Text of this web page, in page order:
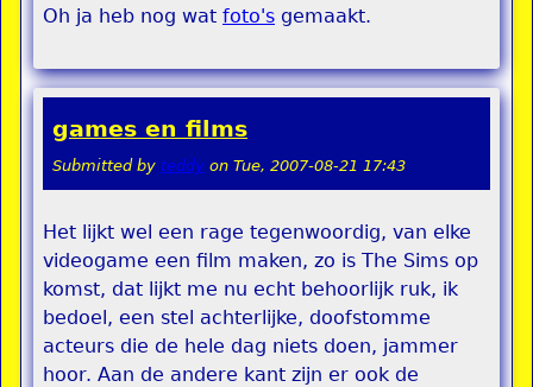
Oh ja heb nog wat foto's gemaakt.
games en films
Submitted by teddy on Tue, 2007-08-21 17:43
Het lijkt wel een rage tegenwoordig, van elke
videogame een film maken, zo is The Sims op
komst, dat lijkt me nu echt behoorlijk ruk, ik
bedoel, een stel achterlijke, doofstomme
acteurs die de hele dag niets doen, jammer
hoor. Aan de andere kant zijn er ook de